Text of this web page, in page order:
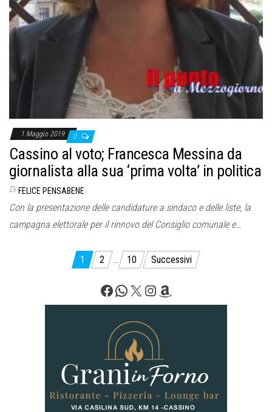
1 Maggio 2019 0
Cassino al voto; Francesca Messina da
giornalista alla sua ‘prima volta’ in politica
Di FELICE PENSABENE
Con la presentazione delle candidature a sindaco e delle liste, la
campagna elettorale per il rinnovo del Consiglio comunale e…
Paginazione
articoli
1 2 … 10 Successivi
Facebook
WhatsApp
X Instagram
Amazon